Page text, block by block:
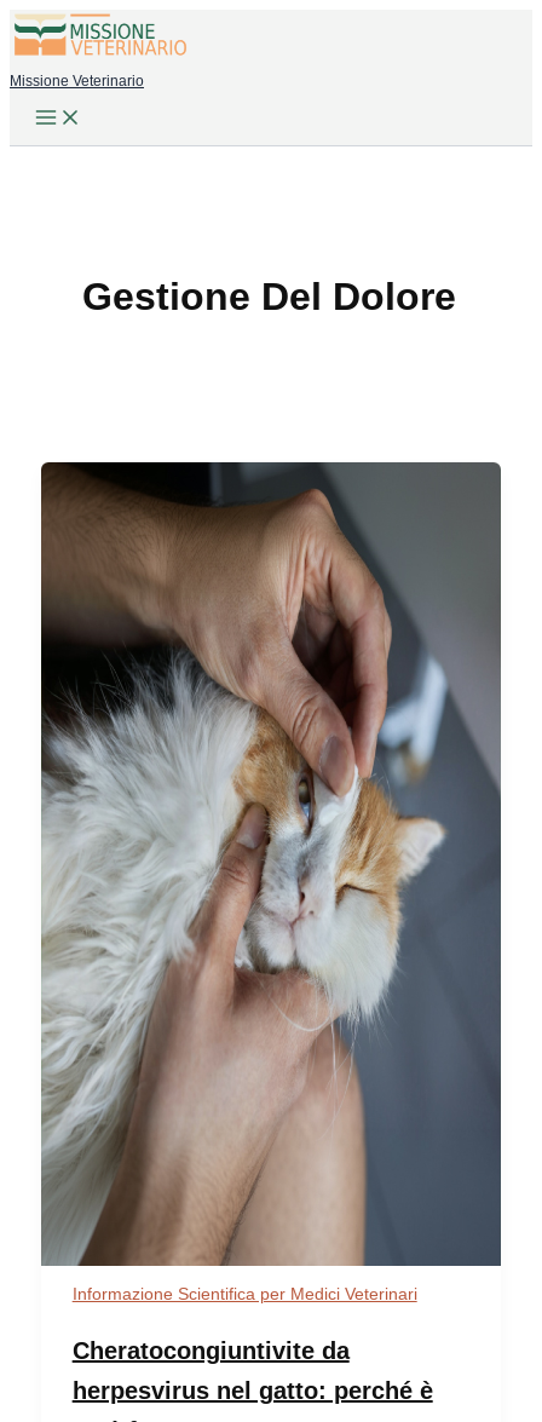
Vai
al
contenuto
Missione Veterinario
Gestione Del Dolore
Informazione Scientifica per Medici Veterinari
Cheratocongiuntivite da
herpesvirus nel gatto: perché è